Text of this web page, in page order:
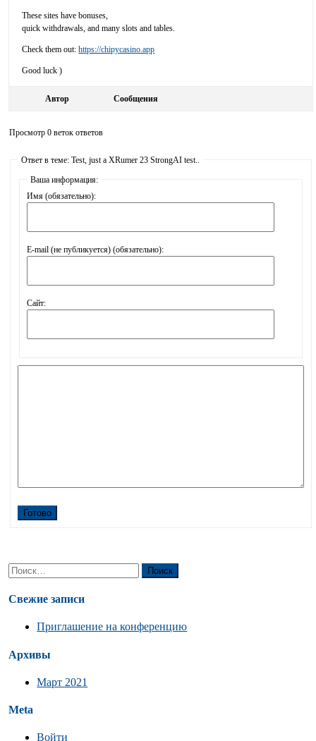
These sites have bonuses,
quick withdrawals, and many slots and tables.
Check them out:https://chipycasino.app
Good luck )
Автор Сообщения
Просмотр 0 веток ответов
Ответ в теме: Test, just a XRumer 23 StrongAI test..
Ваша информация:
Имя (обязательно):
E-mail (не публикуется) (обязательно):
Сайт:
Готово
Найти:
Свежие записи
Приглашение на конференцию
Архивы
Март 2021
Meta
Войти